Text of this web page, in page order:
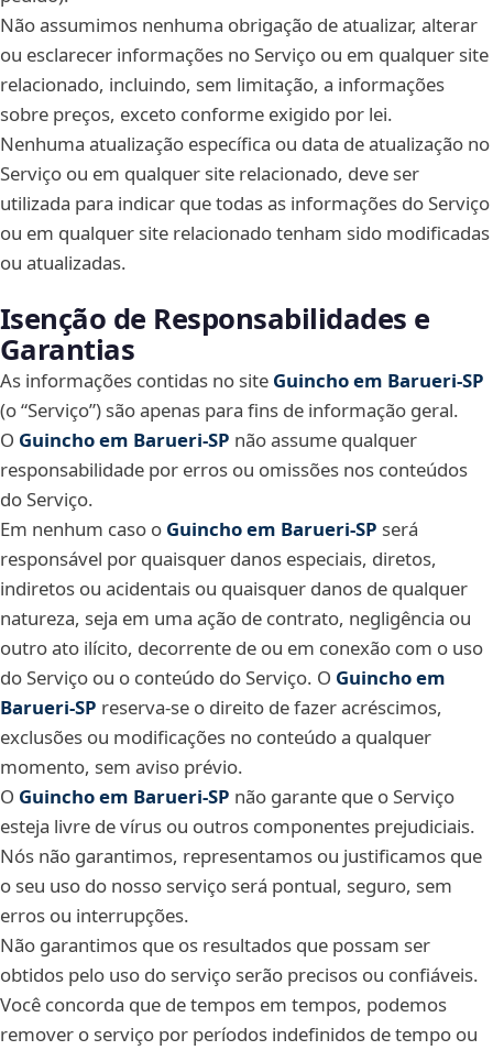
Não assumimos nenhuma obrigação de atualizar, alterar
ou esclarecer informações no Serviço ou em qualquer site
relacionado, incluindo, sem limitação, a informações
sobre preços, exceto conforme exigido por lei.
Nenhuma atualização específica ou data de atualização no
Serviço ou em qualquer site relacionado, deve ser
utilizada para indicar que todas as informações do Serviço
ou em qualquer site relacionado tenham sido modificadas
ou atualizadas.
Isenção de Responsabilidades e
Garantias
As informações contidas no site Guincho em Barueri‑SP
(o “Serviço”) são apenas para fins de informação geral.
O Guincho em Barueri‑SP não assume qualquer
responsabilidade por erros ou omissões nos conteúdos
do Serviço.
Em nenhum caso o Guincho em Barueri‑SP será
responsável por quaisquer danos especiais, diretos,
indiretos ou acidentais ou quaisquer danos de qualquer
natureza, seja em uma ação de contrato, negligência ou
outro ato ilícito, decorrente de ou em conexão com o uso
do Serviço ou o conteúdo do Serviço. O Guincho em
Barueri‑SP reserva-se o direito de fazer acréscimos,
exclusões ou modificações no conteúdo a qualquer
momento, sem aviso prévio.
O Guincho em Barueri‑SP não garante que o Serviço
esteja livre de vírus ou outros componentes prejudiciais.
Nós não garantimos, representamos ou justificamos que
o seu uso do nosso serviço será pontual, seguro, sem
erros ou interrupções.
Não garantimos que os resultados que possam ser
obtidos pelo uso do serviço serão precisos ou confiáveis.
Você concorda que de tempos em tempos, podemos
remover o serviço por períodos indefinidos de tempo ou